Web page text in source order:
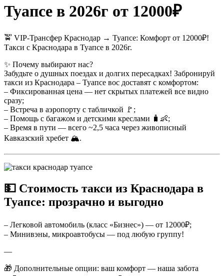
Туапсе в 2026г от 12000₽
🚖 VIP-Трансфер Краснодар → Туапсе: Комфорт от 12000₽!
Такси с Краснодара в Туапсе в 2026г.
✨ Почему выбирают нас?
Забудьте о душных поездах и долгих пересадках! Забронируй
такси из Краснодара – Туапсе вос доставят с комфортом:
– Фиксированная цена — нет скрытых платежей все видно
сразу;
– Встреча в аэропорту с табличкой 🚩;
– Помощь с багажом и детскими креслами 🧳👶;
– Время в пути — всего ~2,5 часа через живописный
Кавказский хребет 🏔️.
💵 Стоимость такси из Краснодара в
Туапсе: прозрачно и выгодно
– Легковой автомобиль (класс «Бизнес») — от 12000₽;
– Минивэны, микроавтобусы — под любую группу!
—
🎁 Дополнительные опции: ваш комфорт — наша забота